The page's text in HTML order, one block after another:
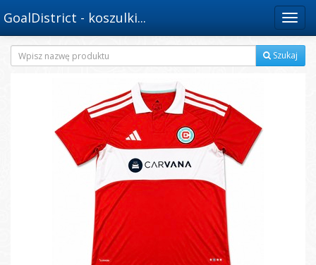
Menu
GoalDistrict - koszulki...
Szukaj